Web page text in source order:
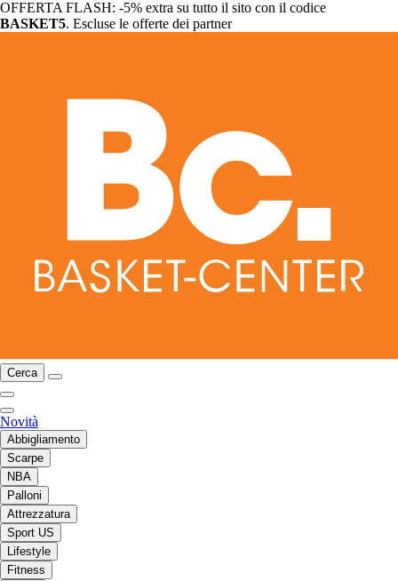
OFFERTA FLASH: -5% extra su tutto il sito con il codice
BASKET5. Escluse le offerte dei partner
Cerca
Novità
Abbigliamento
Scarpe
NBA
Palloni
Attrezzatura
Sport US
Lifestyle
Fitness